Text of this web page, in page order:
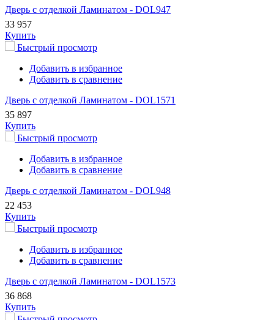
Дверь с отделкой Ламинатом - DOL947
33 957
Купить
Быстрый просмотр
Добавить в избранное
Добавить в сравнение
Дверь с отделкой Ламинатом - DOL1571
35 897
Купить
Быстрый просмотр
Добавить в избранное
Добавить в сравнение
Дверь с отделкой Ламинатом - DOL948
22 453
Купить
Быстрый просмотр
Добавить в избранное
Добавить в сравнение
Дверь с отделкой Ламинатом - DOL1573
36 868
Купить